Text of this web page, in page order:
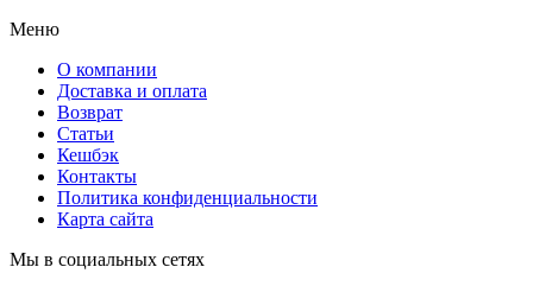
Меню
О компании
Доставка и оплата
Возврат
Статьи
Кешбэк
Контакты
Политика конфиденциальности
Карта сайта
Мы в социальных сетях